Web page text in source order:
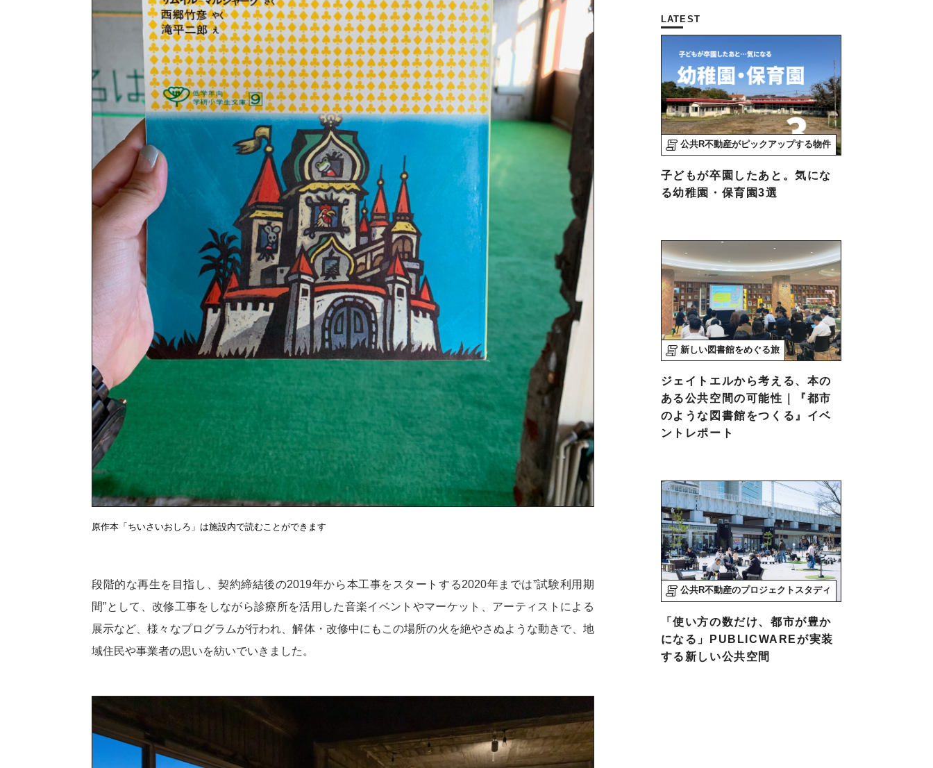
原作本「ちいさいおしろ」は施設内で読むことができます
段階的な再生を目指し、契約締結後の2019年から本工事をスタートする2020年までは”試験利用期
間”として、改修工事をしながら診療所を活用した音楽イベントやマーケット、アーティストによる
展示など、様々なプログラムが行われ、解体・改修中にもこの場所の火を絶やさぬような動きで、地
域住民や事業者の思いを紡いでいきました。
LATEST
公共R不動産がピックアップする物件
子どもが卒園したあと。気にな
る幼稚園・保育園3選
新しい図書館をめぐる旅
ジェイトエルから考える、本の
ある公共空間の可能性｜『都市
のような図書館をつくる』イベ
ントレポート
公共R不動産のプロジェクトスタディ
「使い方の数だけ、都市が豊か
になる」PUBLICWAREが実装
する新しい公共空間